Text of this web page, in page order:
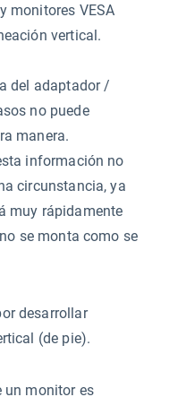
monitores VESA
vertical.
del adaptador /
no puede
manera.
información no
circunstancia, ya
muy rápidamente
se monta como se
desarrollar
(de pie).
un monitor es